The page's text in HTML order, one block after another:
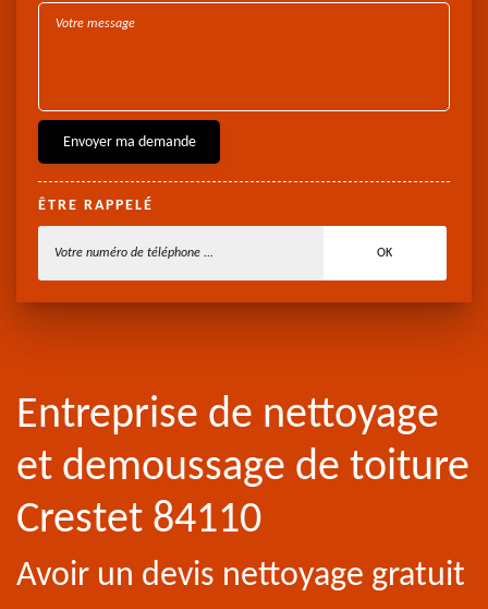
ÊTRE RAPPELÉ
Entreprise de nettoyage
et demoussage de toiture
Crestet 84110
Avoir un devis nettoyage gratuit